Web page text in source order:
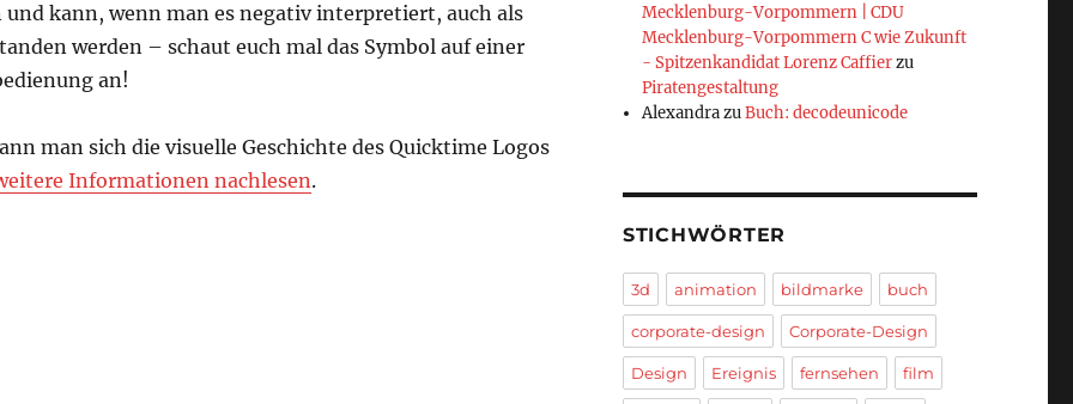
kann, wenn man es negativ interpretiert, auch als
werden – schaut euch mal das Symbol auf einer
an!
man sich die visuelle Geschichte des Quicktime Logos
Informationen nachlesen.
Mecklenburg-Vorpommern | CDU
Mecklenburg-Vorpommern C wie Zukunft
- Spitzenkandidat Lorenz Caffierzu
Piratengestaltung
AlexandrazuBuch: decodeunicode
STICHWÖRTER
3d animation bildmarke buch
corporate-design Corporate-Design
Design Ereignis fernsehen film